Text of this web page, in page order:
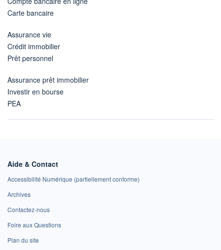
Carte bancaire
Assurance vie
Crédit immobilier
Prêt personnel
Assurance prêt immobilier
Investir en bourse
PEA
Aide & Contact
Accessibilité Numérique (partiellement conforme)
Archives
Contactez-nous
Foire aux Questions
Plan du site